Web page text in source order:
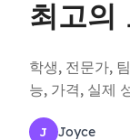
최고의
학생, 전문가,
능, 가격, 실제
J Joyce